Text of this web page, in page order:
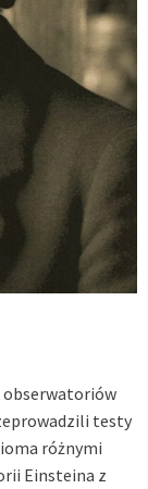
obserwatoriów
testy
różnymi
Einsteina z